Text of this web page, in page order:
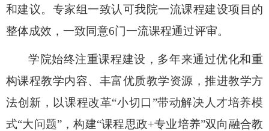
和建议。专家组一致认可我院一流课程建设项目的
整体成效，一致同意6门一流课程通过评审。
学院始终注重课程建设，多年来通过优化和重
构课程教学内容、丰富优质教学资源，推进教学方
法创新，以课程改革“小切口”带动解决人才培养模
式“大问题”，构建“课程思政+专业培养”双向融合教